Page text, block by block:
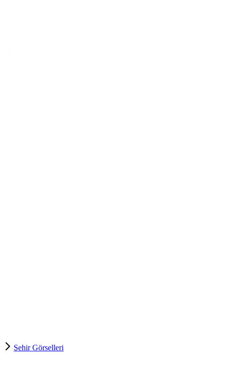
Şehir Görselleri